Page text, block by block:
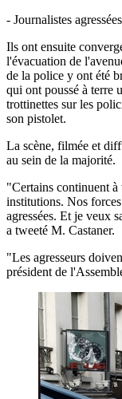
- Journalistes
Ils ont ensuite
l'évacuation de
de la police y ont été
qui ont poussé à terre
trottinettes sur les
son pistolet.
La scène, filmée et
au sein de la majorité.
"Certains continuent à
institutions. Nos
agressées. Et je veux
a tweeté M. Castaner.
"Les agresseurs
président de